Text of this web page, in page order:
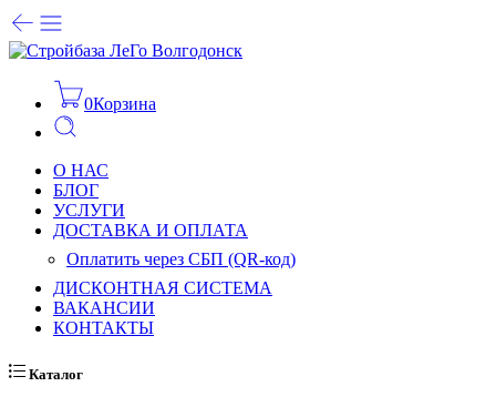
0Корзина
О НАС
БЛОГ
УСЛУГИ
ДОСТАВКА И ОПЛАТА
Оплатить через СБП (QR-код)
ДИСКОНТНАЯ СИСТЕМА
ВАКАНСИИ
КОНТАКТЫ
Каталог